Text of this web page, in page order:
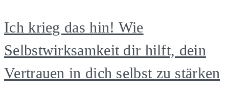
Ich krieg das hin! Wie
Selbstwirksamkeit dir hilft, dein
Vertrauen in dich selbst zu stärken